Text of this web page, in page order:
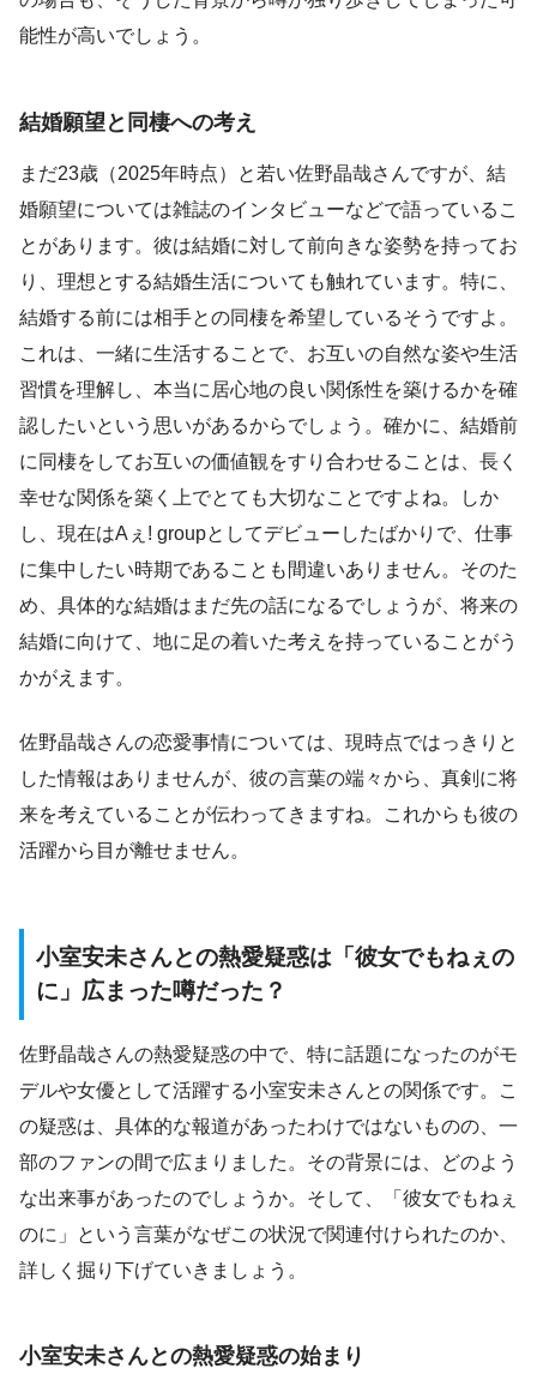
能性が高いでしょう。
結婚願望と同棲への考え
まだ23歳（2025年時点）と若い佐野晶哉さんですが、結
婚願望については雑誌のインタビューなどで語っているこ
とがあります。彼は結婚に対して前向きな姿勢を持ってお
り、理想とする結婚生活についても触れています。特に、
結婚する前には相手との同棲を希望しているそうですよ。
これは、一緒に生活することで、お互いの自然な姿や生活
習慣を理解し、本当に居心地の良い関係性を築けるかを確
認したいという思いがあるからでしょう。確かに、結婚前
に同棲をしてお互いの価値観をすり合わせることは、長く
幸せな関係を築く上でとても大切なことですよね。しか
し、現在はAぇ! groupとしてデビューしたばかりで、仕事
に集中したい時期であることも間違いありません。そのた
め、具体的な結婚はまだ先の話になるでしょうが、将来の
結婚に向けて、地に足の着いた考えを持っていることがう
かがえます。
佐野晶哉さんの恋愛事情については、現時点ではっきりと
した情報はありませんが、彼の言葉の端々から、真剣に将
来を考えていることが伝わってきますね。これからも彼の
活躍から目が離せません。
小室安未さんとの熱愛疑惑は「彼女でもねぇの
に」広まった噂だった？
佐野晶哉さんの熱愛疑惑の中で、特に話題になったのがモ
デルや女優として活躍する小室安未さんとの関係です。こ
の疑惑は、具体的な報道があったわけではないものの、一
部のファンの間で広まりました。その背景には、どのよう
な出来事があったのでしょうか。そして、「彼女でもねぇ
のに」という言葉がなぜこの状況で関連付けられたのか、
詳しく掘り下げていきましょう。
小室安未さんとの熱愛疑惑の始まり